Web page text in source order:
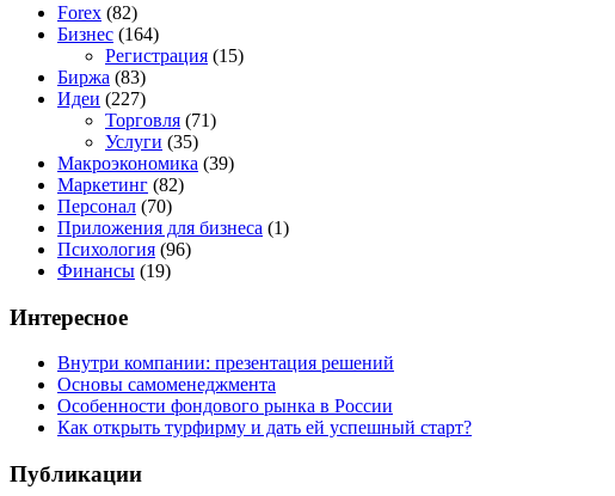
Forex (82)
Бизнес (164)
Регистрация (15)
Биржа (83)
Идеи (227)
Торговля (71)
Услуги (35)
Макроэкономика (39)
Маркетинг (82)
Персонал (70)
Приложения для бизнеса (1)
Психология (96)
Финансы (19)
Интересное
Внутри компании: презентация решений
Основы самоменеджмента
Особенности фондового рынка в России
Как открыть турфирму и дать ей успешный старт?
Публикации